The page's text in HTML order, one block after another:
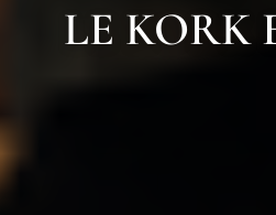
LE KORK